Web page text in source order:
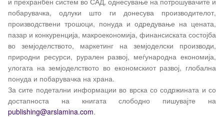
побарувачка, одлуки што ги донесува производителот,
производствени трошоци, понуда и одредување на цената,
пазар и конкуренција, макроекономија, финансиската состојба
во земјоделството, маркетинг на земјоделски производи,
природни ресурси, рурален развој, меѓународна економија,
улогата на земјоделството во економскиот развој, глобална
понуда и побарувачка на храна.
За сите подетални информации во врска со содржината и со
достапноста на книгата слободно пишувајте на
publishing@arslamina.com.